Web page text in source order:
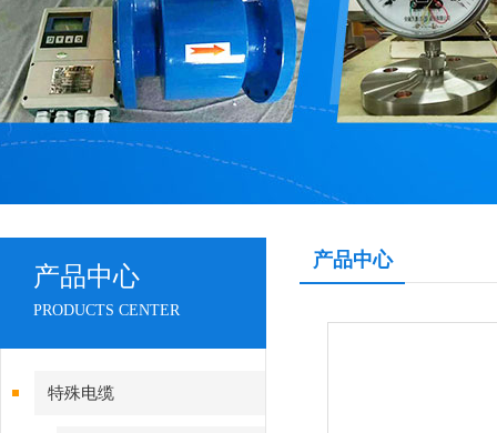
产品中心
PRODUCTS CENTER
特殊电缆
产品中心